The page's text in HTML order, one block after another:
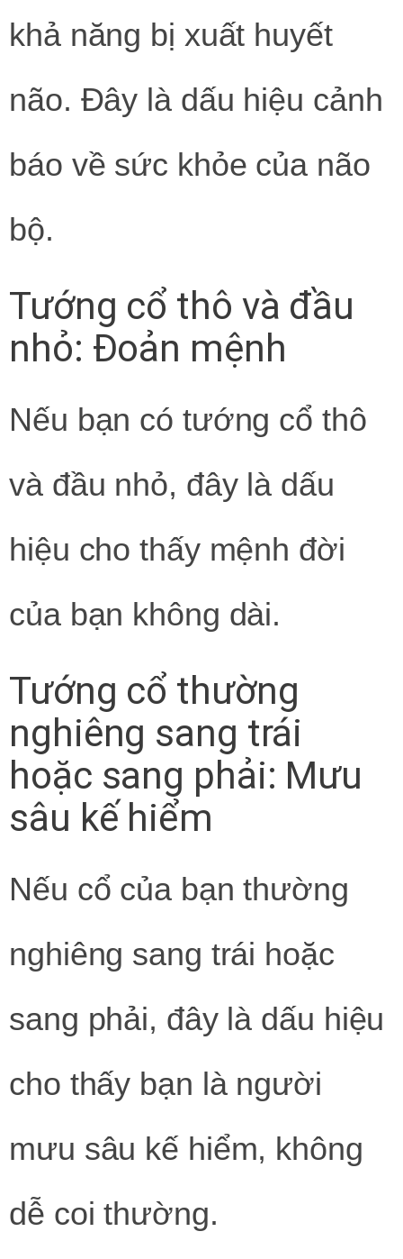
khả năng bị xuất huyết
não. Đây là dấu hiệu cảnh
báo về sức khỏe của não
bộ.
Tướng cổ thô và đầu
nhỏ: Đoản mệnh
Nếu bạn có tướng cổ thô
và đầu nhỏ, đây là dấu
hiệu cho thấy mệnh đời
của bạn không dài.
Tướng cổ thường
nghiêng sang trái
hoặc sang phải: Mưu
sâu kế hiểm
Nếu cổ của bạn thường
nghiêng sang trái hoặc
sang phải, đây là dấu hiệu
cho thấy bạn là người
mưu sâu kế hiểm, không
dễ coi thường.